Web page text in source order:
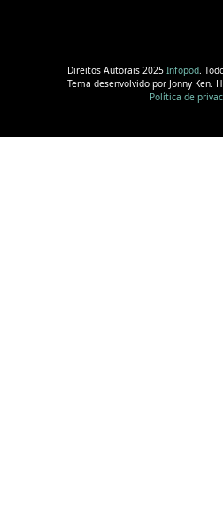
Direitos Autorais 2025 Infopod.
Tema desenvolvido por Jonny Ken.
Política de